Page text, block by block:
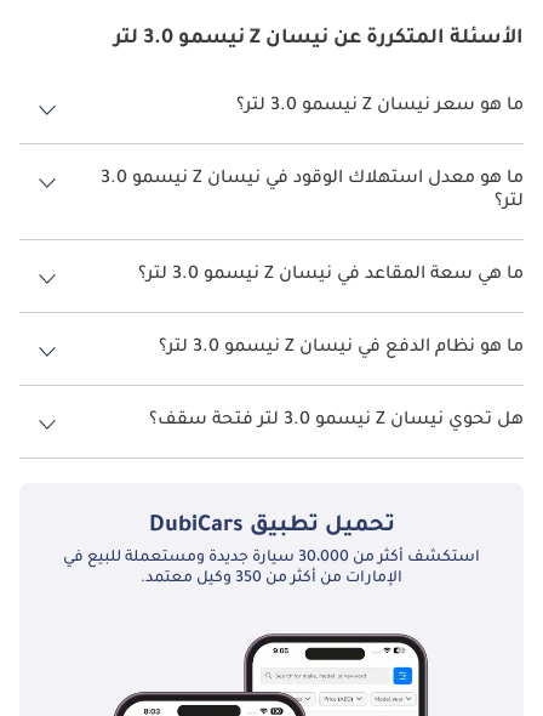
الأسئلة المتكررة عن نيسان Z نيسمو 3.0 لتر
ما هو سعر نيسان Z نيسمو 3.0 لتر؟
سعر نيسان Z نيسمو 3.0 لتر هو درهم 269,000.
ما هو معدل استهلاك الوقود في نيسان Z نيسمو 3.0
لتر؟
يبلغ معدل استهلاك الوقود المقترح من الشركة المصنعة لسيارة نيسان Z
2026 من 7 كم/ليتر - 8 كم/ليتر.
ما هي سعة المقاعد في نيسان Z نيسمو 3.0 لتر؟
تتسع نيسان Z نيسمو 3.0 لتر لأ 2 أشخاص.
ما هو نظام الدفع في نيسان Z نيسمو 3.0 لتر؟
نظام الدفع في نيسان Z Rear Wheel Drive نيسمو 3.0 لتر.
هل تحوي نيسان Z نيسمو 3.0 لتر فتحة سقف؟
نعم توفر نيسان Z نيسمو 3.0 لتر فتحة السقف كخيار.
تحميل تطبيق DubiCars
استكشف أكثر من 30،000 سيارة جديدة ومستعملة للبيع في
الإمارات من أكثر من 350 وكيل معتمد.